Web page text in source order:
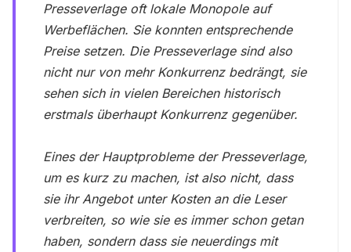
Presseverlage oft lokale Monopole auf
Werbeflächen. Sie konnten entsprechende
Preise setzen. Die Presseverlage sind also
nicht nur von mehr Konkurrenz bedrängt, sie
sehen sich in vielen Bereichen historisch
erstmals überhaupt Konkurrenz gegenüber.
Eines der Hauptprobleme der Presseverlage,
um es kurz zu machen, ist also nicht, dass
sie ihr Angebot unter Kosten an die Leser
verbreiten, so wie sie es immer schon getan
haben, sondern dass sie neuerdings mit